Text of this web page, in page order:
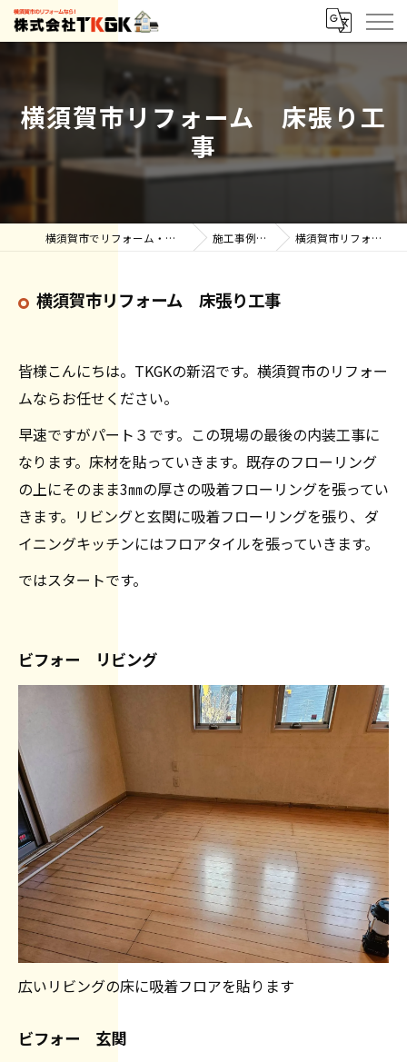
横須賀市リフォーム 床張り工
事
横須賀市でリフォーム・雨漏りなら株式会社TKGK 施工事例【ブログ】 横須賀市リフォーム 床張り工事
横須賀市リフォーム 床張り工事
皆様こんにちは。TKGKの新沼です。横須賀市のリフォー
ムならお任せください。
早速ですがパート３です。この現場の最後の内装工事に
なります。床材を貼っていきます。既存のフローリング
の上にそのまま3㎜の厚さの吸着フローリングを張ってい
きます。リビングと玄関に吸着フローリングを張り、ダ
イニングキッチンにはフロアタイルを張っていきます。
ではスタートです。
ビフォー リビング
広いリビングの床に吸着フロアを貼ります
ビフォー 玄関